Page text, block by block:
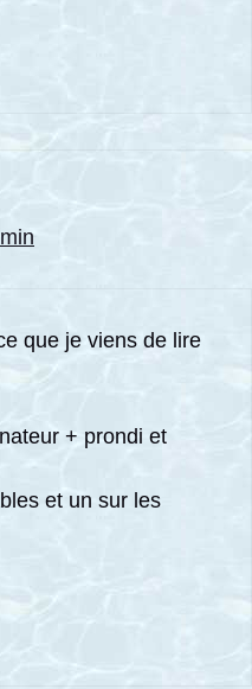
que je viens de lire
+ prondi et
et un sur les